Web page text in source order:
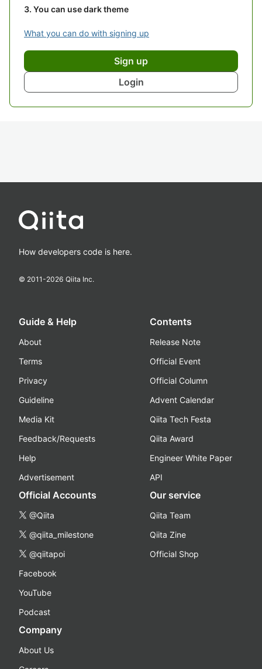
You can use dark theme
What you can do with signing up
Sign up
Login
How developers code is here.
© 2011-2026 Qiita Inc.
Guide & Help
About
Terms
Privacy
Guideline
Media Kit
Feedback/Requests
Help
Advertisement
Contents
Release Note
Official Event
Official Column
Advent Calendar
Qiita Tech Festa
Qiita Award
Engineer White Paper
API
Official Accounts
@Qiita
@qiita_milestone
@qiitapoi
Facebook
YouTube
Podcast
Our service
Qiita Team
Qiita Zine
Official Shop
Company
About Us